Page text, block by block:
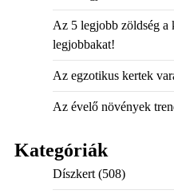
Az 5 legjobb zöldség a
legjobbakat!
Az egzotikus kertek
Az évelő növények
Kategóriák
Díszkert(508)